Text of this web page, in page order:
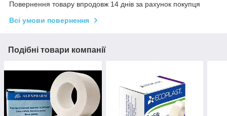
Повернення товару впродовж 14 днів за рахунок покупця
Всі умови повернення
Подібні товари компанії